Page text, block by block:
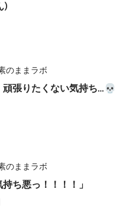
)
のままラボ
頑張りたくない気持ち…💀
のままラボ
ち悪っ！！！！」